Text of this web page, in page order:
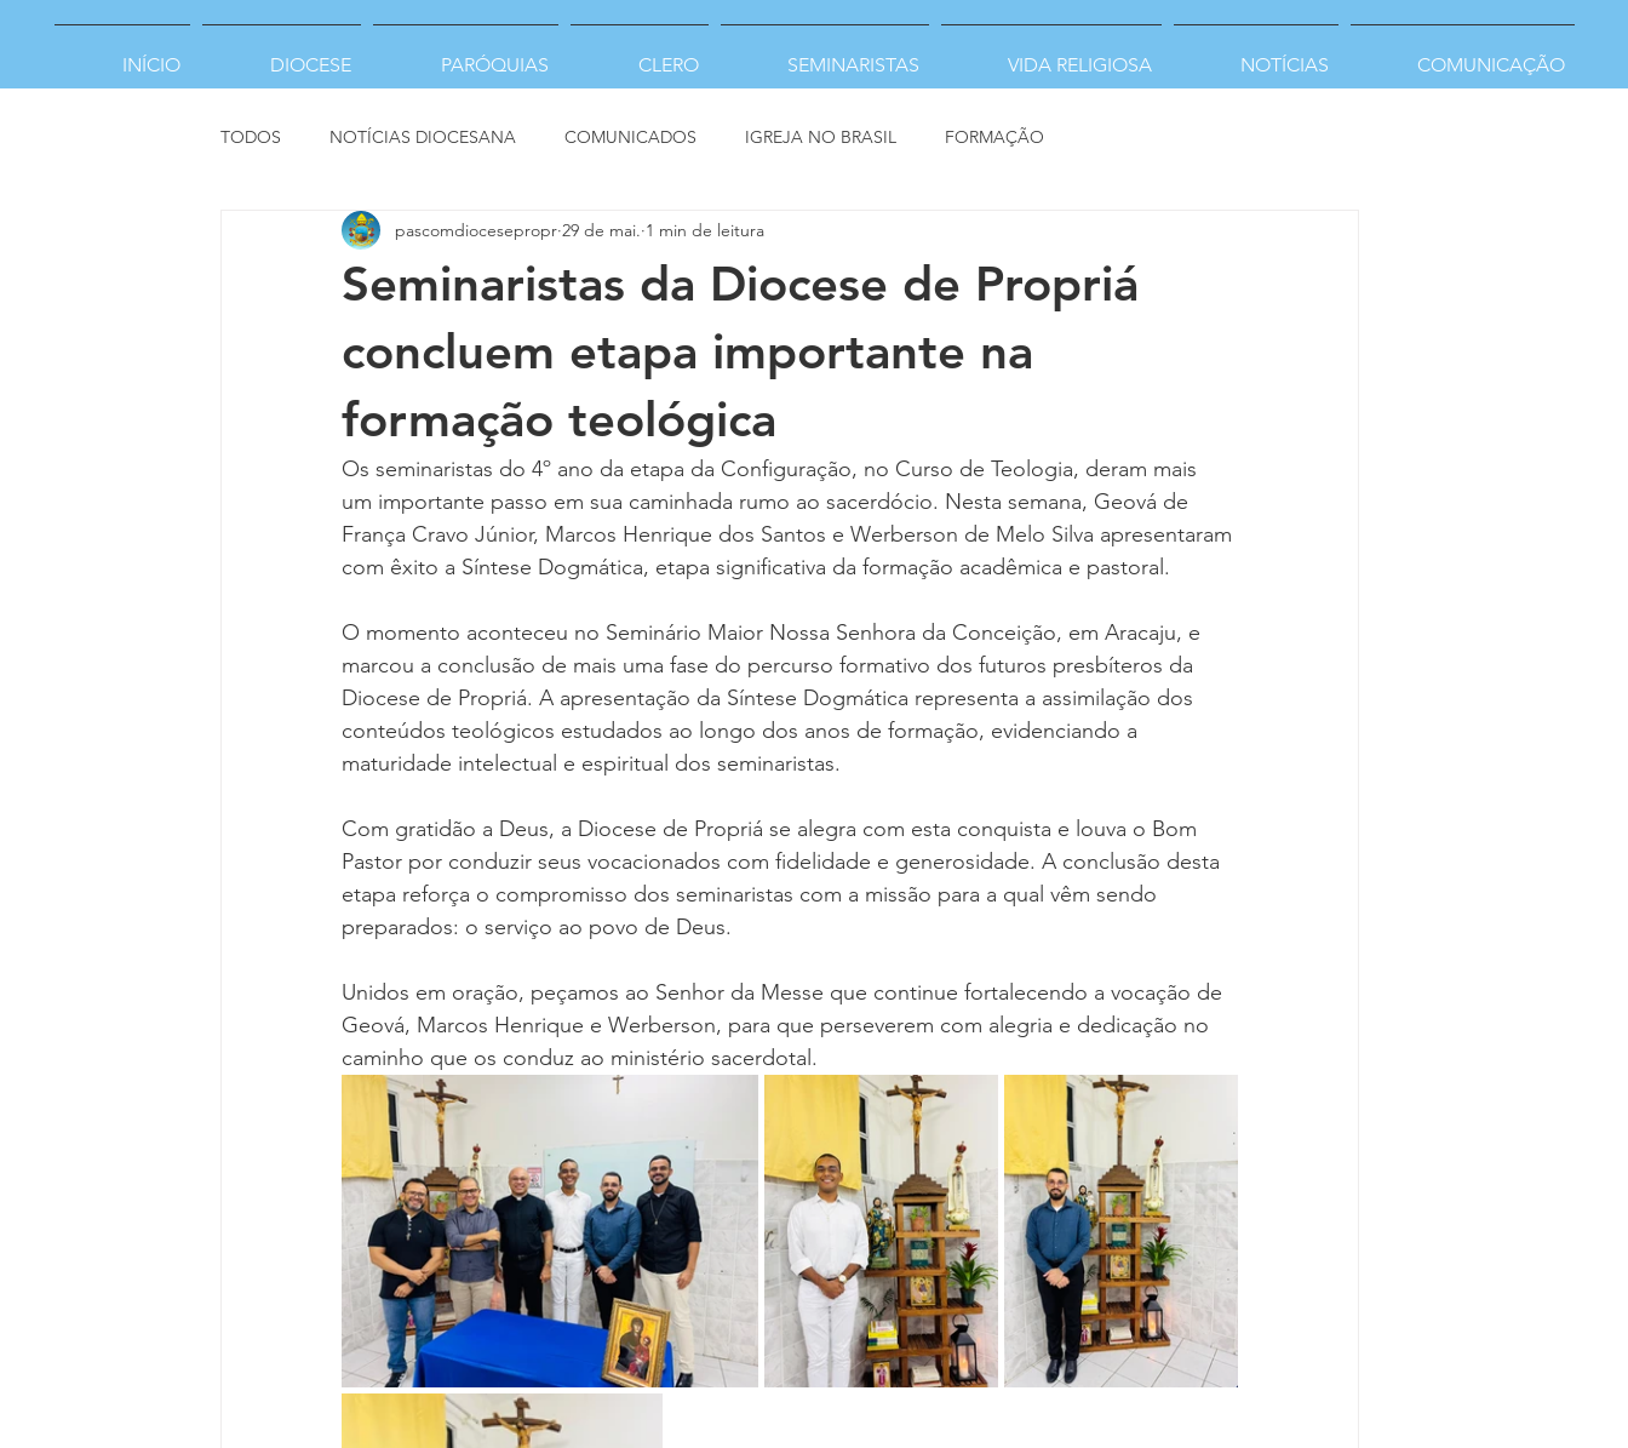
INÍCIO DIOCESE PARÓQUIAS CLERO SEMINARISTAS VIDA RELIGIOSA NOTÍCIAS COMUNICAÇÃO
TODOS NOTÍCIAS DIOCESANA COMUNICADOS IGREJA NO BRASIL FORMAÇÃO
Seminaristas da Diocese de Propriá
concluem etapa importante na
formação teológica
pascomdiocesepropr 29 de mai. 1 min de leitura
Os seminaristas do 4º ano da etapa da Configuração, no Curso de Teologia, deram mais
um importante passo em sua caminhada rumo ao sacerdócio. Nesta semana, Geová de
França Cravo Júnior, Marcos Henrique dos Santos e Werberson de Melo Silva apresentaram
com êxito a Síntese Dogmática, etapa significativa da formação acadêmica e pastoral.
O momento aconteceu no Seminário Maior Nossa Senhora da Conceição, em Aracaju, e
marcou a conclusão de mais uma fase do percurso formativo dos futuros presbíteros da
Diocese de Propriá. A apresentação da Síntese Dogmática representa a assimilação dos
conteúdos teológicos estudados ao longo dos anos de formação, evidenciando a
maturidade intelectual e espiritual dos seminaristas.
Com gratidão a Deus, a Diocese de Propriá se alegra com esta conquista e louva o Bom
Pastor por conduzir seus vocacionados com fidelidade e generosidade. A conclusão desta
etapa reforça o compromisso dos seminaristas com a missão para a qual vêm sendo
preparados: o serviço ao povo de Deus.
Unidos em oração, peçamos ao Senhor da Messe que continue fortalecendo a vocação de
Geová, Marcos Henrique e Werberson, para que perseverem com alegria e dedicação no
caminho que os conduz ao ministério sacerdotal.